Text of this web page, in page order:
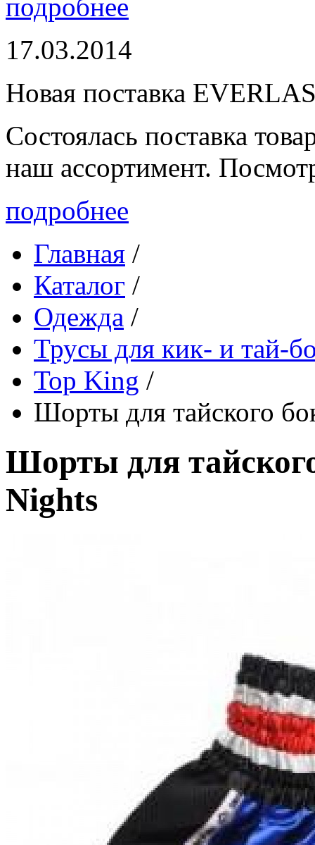
подробнее
17.03.2014
Новая поставка
Состоялась поставка
наш ассортимент.
подробнее
Главная /
Каталог /
Одежда /
Трусы для кик- и тай-
Top King /
Шорты для тайского
Шорты для
Nights